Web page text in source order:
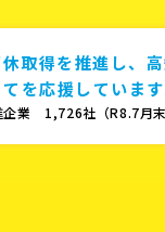
取得を推進し、
てを応援しています
企業 1,726社（R8.7月末